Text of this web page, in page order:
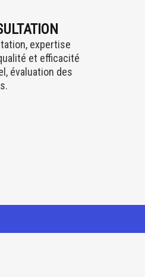
expertise
et efficacité
évaluation des